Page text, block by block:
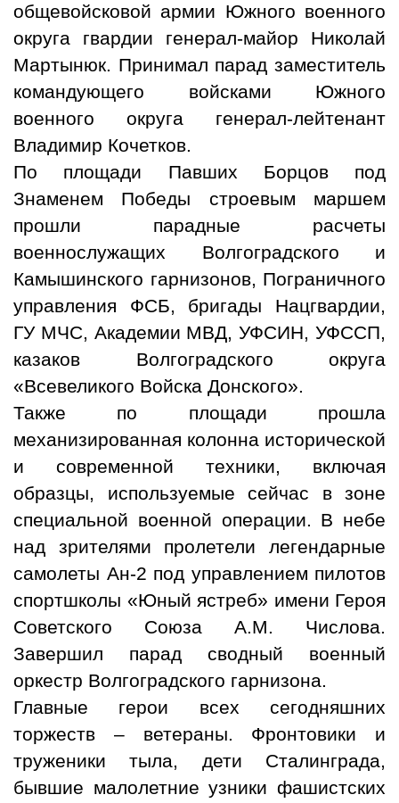
общевойсковой армии Южного военного
округа гвардии генерал-майор Николай
Мартынюк. Принимал парад заместитель
командующего войсками Южного
военного округа генерал-лейтенант
Владимир Кочетков.
По площади Павших Борцов под
Знаменем Победы строевым маршем
прошли парадные расчеты
военнослужащих Волгоградского и
Камышинского гарнизонов, Пограничного
управления ФСБ, бригады Нацгвардии,
ГУ МЧС, Академии МВД, УФСИН, УФССП,
казаков Волгоградского округа
«Всевеликого Войска Донского».
Также по площади прошла
механизированная колонна исторической
и современной техники, включая
образцы, используемые сейчас в зоне
специальной военной операции. В небе
над зрителями пролетели легендарные
самолеты Ан-2 под управлением пилотов
спортшколы «Юный ястреб» имени Героя
Советского Союза А.М. Числова.
Завершил парад сводный военный
оркестр Волгоградского гарнизона.
Главные герои всех сегодняшних
торжеств – ветераны. Фронтовики и
труженики тыла, дети Сталинграда,
бывшие малолетние узники фашистских